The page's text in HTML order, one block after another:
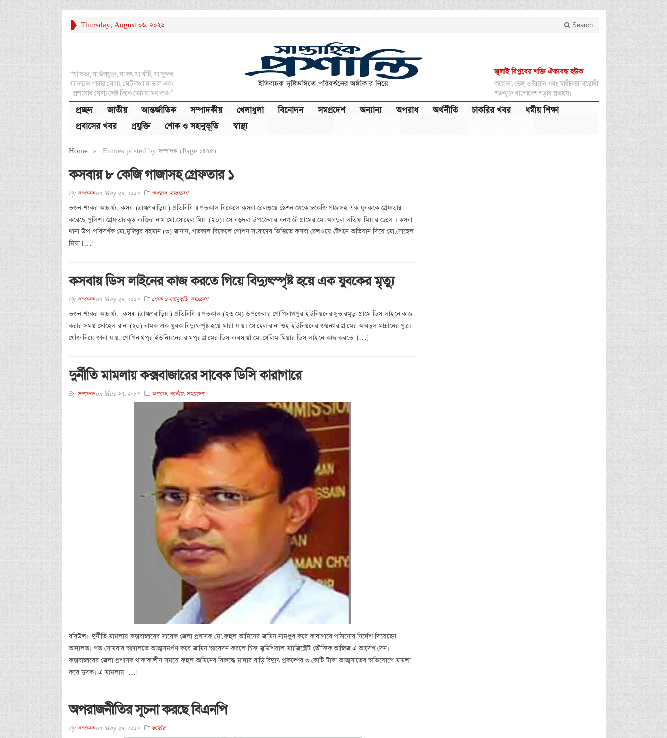
Thursday, August 06, 2026 Search
“যা সত্য, যা উপযুক্ত, যা সৎ, যা খাঁটি, যা সুন্দর
যা সম্মান পাবার যোগ্য, মোট কথা যা ভাল এবং
প্রশংসার যোগ্য সেই দিকে তোমরা মন দাও।”
জুলাই বিপ্লবের শক্তি ঐক্যবদ্ধ হউক
করোনা, ডেঙ্গু ও উন্নয়ন এবং স্বাধীনতা বিরোধী
শত্রুমুক্ত বাংলাদেশ গড়ার প্রত্যয়ে।
প্রচ্ছদ জাতীয় আন্তর্জাতিক সম্পাদকীয় খেলাধুলা বিনোদন সমগ্রদেশ অন্যান্য অপরাধ অর্থনীতি চাকরির খবর
ধর্মীয় শিক্ষা
প্রবাসের খবর
প্রযুক্তি শোক ও সহানুভূতি স্বাস্থ্য
Home » Entries posted by সম্পাদক (Page 1475)
কসবায় ৮ কেজি গাজাসহ গ্রেফতার ১
By সম্পাদকon May 27, 2017 অপরাধ, সমগ্রদেশ
ভজন শংকর আচার্য্য, কসবা (ব্রাহ্মণবাড়িয়া) প্রতিনিধি ॥ গতকাল বিকেলে কসবা রেলওয়ে স্টেশন থেকে ৮কেজি গাজাসহ এক যুবককে গ্রেফতার
করেছে পুলিশ। গ্রেফতারকৃত ব্যক্তির নাম মো.সোহেল মিয়া (২০)। সে বড়দল উপজেলার ধনগাজী গ্রামের মো.আবদুল লতিফ মিয়ার ছেলে । কসবা
থানা উপ-পরিদর্শক মো.মুজিবুর রহমান (৩) জানান, গতকাল বিকেলে গোপন সংবাদের ভিত্তিতে কসবা রেলওয়ে স্টেশনে অভিযান দিয়ে মো.সোহেল
মিয়া […]
কসবায় ডিস লাইনের কাজ করতে গিয়ে বিদ্যুৎস্পৃষ্ট হয়ে এক যুবকের মৃত্যু
By সম্পাদকon May 27, 2017 শোক ও সহানুভূতি, সমগ্রদেশ
ভজন শংকর আচার্য্য, কসবা (ব্রাহ্মণবাড়িয়া) প্রতিনিধি ॥ গতকাল (২৩ মে) উপজেলার গোপিনাথপুর ইউনিয়নের সুতারমুড়া গ্রামে ডিস লাইনে কাজ
করার সময় সোহেল রানা (২০) নামক এক যুবক বিদ্যুৎস্পৃষ্ট হয়ে মারা যায়। সোহেল রানা ওই ইউনিয়নের জয়নগর গ্রামের আবদুল মান্নানের পুত্র।
খোঁজ নিয়ে জানা যায়, গোপিনাথপুর ইউনিয়নের রামপুর গ্রামের ডিস ব্যবসায়ী মো.সেলিম মিয়ার ডিস লাইনে কাজ করতো […]
দুর্নীতি মামলায় কক্সবাজারের সাবেক ডিসি কারাগারে
By সম্পাদকon May 27, 2017 অপরাধ, জাতীয়, সমগ্রদেশ
রবিউল॥ দুর্নীতি মামলায় কক্সবাজারের সাবেক জেলা প্রশাসক মো.রুহুল আমিনের জামিন নামঞ্জুর করে কারাগারে পাঠানোর নির্দেশ দিয়েছেন
আদালত। গত সোমবার আদালতে আত্মসমর্পণ করে জামিন আবেদন করলে চিফ জুডিশিয়াল ম্যাজিস্ট্রেট তৌফিক আজিজ এ আদেশ দেন।
কক্সবাজারের জেলা প্রশাসক থাকাকালীন সময়ে রুহুল আমিনের বিরুদ্ধে মাদার বাড়ি বিদ্যুৎ প্রকল্পের ৩ কোটি টাকা আত্মসাতের অভিযোগে মামলা
করে দুদক। এ মামলায় […]
অপরাজনীতির সূচনা করছে বিএনপি
By সম্পাদকon May 27, 2017 জাতীয়